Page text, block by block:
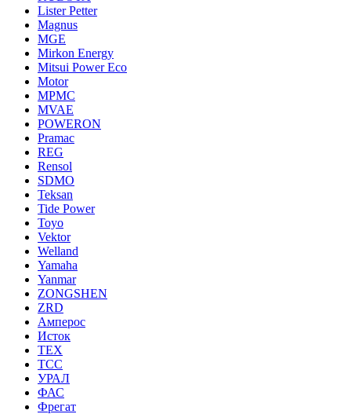
Lister Petter
Magnus
MGE
Mirkon Energy
Mitsui Power Eco
Motor
MPMC
MVAE
POWERON
Pramac
REG
Rensol
SDMO
Teksan
Tide Power
Toyo
Vektor
Welland
Yamaha
Yanmar
ZONGSHEN
ZRD
Амперос
Исток
ТЕХ
ТСС
УРАЛ
ФАС
Фрегат